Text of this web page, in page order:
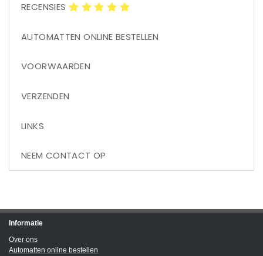
RECENSIES
AUTOMATTEN ONLINE BESTELLEN
VOORWAARDEN
VERZENDEN
LINKS
NEEM CONTACT OP
Informatie
Over ons
Automatten online bestellen